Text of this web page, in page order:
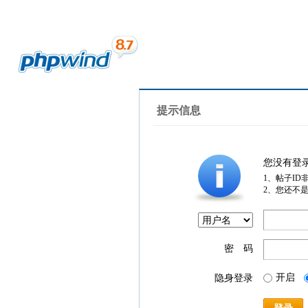
提示信息
您没有登
1、帖子ID
2、您还不
密 码
隐身登录 开启